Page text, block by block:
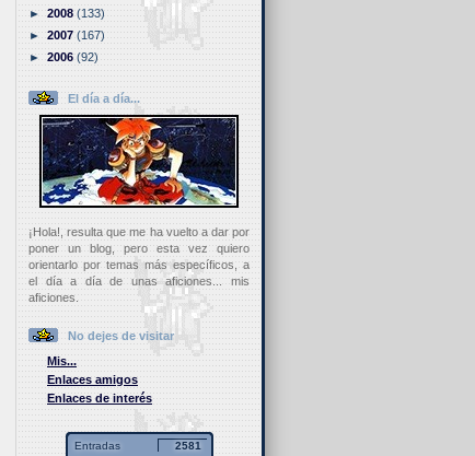
►2008(133)
►2007(167)
►2006(92)
El día a día...
¡Hola!, resulta que me ha vuelto a dar por
poner un blog, pero esta vez quiero
orientarlo por temas más específicos, a
el día a día de unas aficiones... mis
aficiones.
No dejes de visitar
Mis...
Enlaces amigos
Enlaces de interés
Entradas
2581